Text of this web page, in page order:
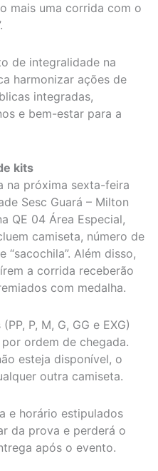
mais uma corrida com o
de integralidade na
harmonizar ações de
integradas,
e bem-estar para a
kits
na próxima sexta-feira
Sesc Guará – Milton
QE 04 Área Especial,
camiseta, número de
Além disso,
a corrida receberão
com medalha.
P, M, G, GG e EXG)
ordem de chegada.
esteja disponível, o
outra camiseta.
e horário estipulados
da prova e perderá o
após o evento.